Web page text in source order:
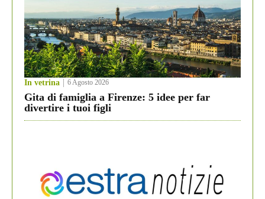
In vetrina 6 Agosto 2026
Gita di famiglia a Firenze: 5 idee per far
divertire i tuoi figli